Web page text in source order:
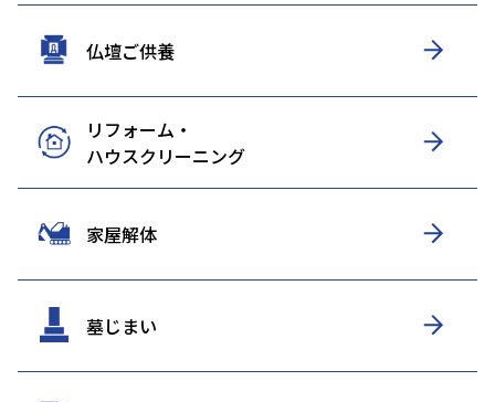
仏壇ご供養
リフォーム・
ハウスクリーニング
家屋解体
墓じまい